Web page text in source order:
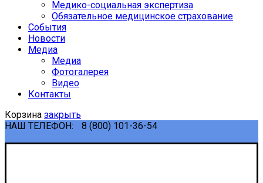
Медико-социальная экспертиза
Обязательное медицинское страхование
События
Новости
Медиа
Медиа
Фотогалерея
Видео
Контакты
Корзина закрыть
НАШ ТЕЛЕФОН:
8 (800) 101-36-54